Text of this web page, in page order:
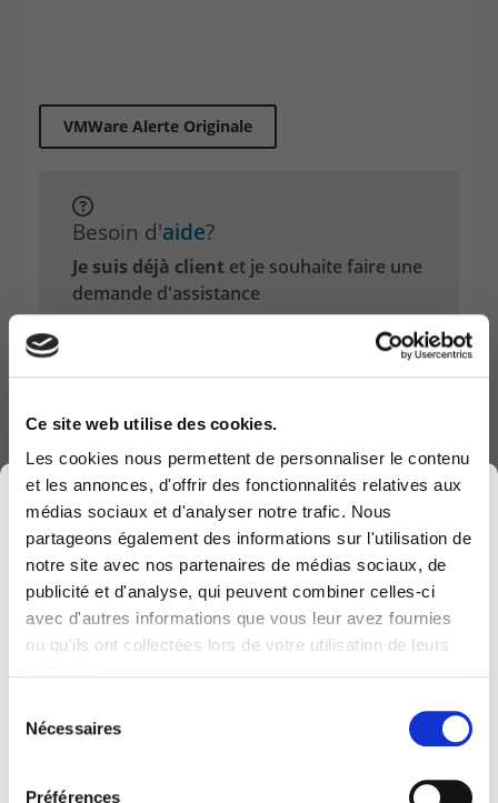
Ce site web utilise des cookies.
Les cookies nous permettent de personnaliser le contenu
et les annonces, d'offrir des fonctionnalités relatives aux
médias sociaux et d'analyser notre trafic. Nous
partageons également des informations sur l'utilisation de
notre site avec nos partenaires de médias sociaux, de
publicité et d'analyse, qui peuvent combiner celles-ci
avec d'autres informations que vous leur avez fournies
ou qu'ils ont collectées lors de votre utilisation de leurs
Nécessaires
Préférences
Computerland devient KEYES, votre partenaire
belge de référence en solutions digitales, alliant
Cette évolution marque une nouvelle étape, avec
VMWare Alerte Originale
Besoin d'aide?
Je suis déjà client et je souhaite faire une
demande d'assistance
Je ne suis pas encore clientet je
11 juin, 2024
Juin 2024
de Microsoft, qui comprend des mises à jour de